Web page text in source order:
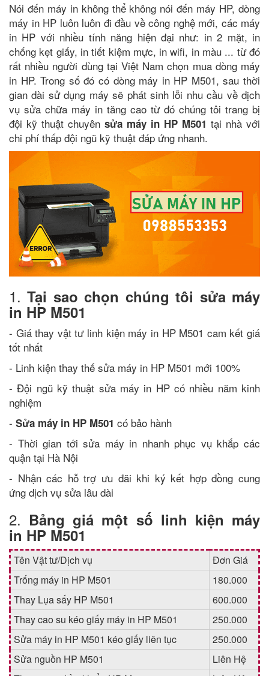
Nói đến máy in không thể không nói đến máy HP, dòng
máy in HP luôn luôn đi đầu về công nghệ mới, các máy
in HP với nhiều tính năng hiện đại như: in 2 mặt, in
chống kẹt giấy, in tiết kiệm mực, in wifi, in màu ... từ đó
rất nhiều người dùng tại Việt Nam chọn mua dòng máy
in HP. Trong số đó có dòng máy in HP M501, sau thời
gian dài sử dụng máy sẽ phát sinh lỗi nhu cầu về dịch
vụ sửa chữa máy in tăng cao từ đó chúng tôi trang bị
đội kỹ thuật chuyên sửa máy in HP M501 tại nhà với
chi phí thấp đội ngũ kỹ thuật đáp ứng nhanh.
1.Tại sao chọn chúng tôi sửa máy
in HP M501
- Giá thay vật tư linh kiện máy in HP M501 cam kết giá
tốt nhất
- Linh kiện thay thế sửa máy in HP M501 mới 100%
- Đội ngũ kỹ thuật sửa máy in HP có nhiều năm kinh
nghiệm
- Sửa máy in HP M501 có bảo hành
- Thời gian tới sửa máy in nhanh phục vụ khắp các
quận tại Hà Nội
- Nhận các hỗ trợ ưu đãi khi ký kết hợp đồng cung
ứng dịch vụ sửa lâu dài
2. Bảng giá một số linh kiện máy
in HP M501
Tên Vật tư/Dịch vụ
Đơn Giá
Trống máy in HP M501
180.000
Thay Lụa sấy HP M501
600.000
Thay cao su kéo giấy máy in HP M501
250.000
Sửa máy in HP M501 kéo giấy liên tục
250.000
Sửa nguồn HP M501
Liên Hệ